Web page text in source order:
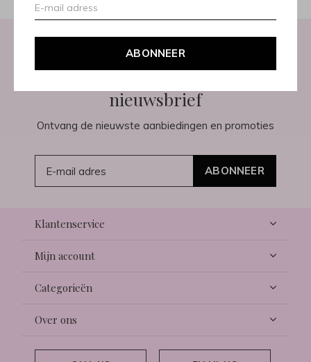
ABONNEER
Meld je aan voor onze
nieuwsbrief
Ontvang de nieuwste aanbiedingen en promoties
ABONNEER
Klantenservice
Mijn account
Categorieën
Over ons